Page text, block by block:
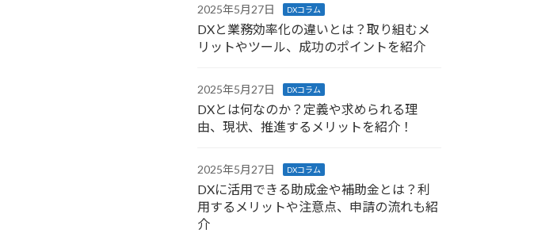
2025年5月27日 DXコラム
DXと業務効率化の違いとは？取り組むメ
リットやツール、成功のポイントを紹介
2025年5月27日 DXコラム
DXとは何なのか？定義や求められる理
由、現状、推進するメリットを紹介！
2025年5月27日 DXコラム
DXに活用できる助成金や補助金とは？利
用するメリットや注意点、申請の流れも紹
介